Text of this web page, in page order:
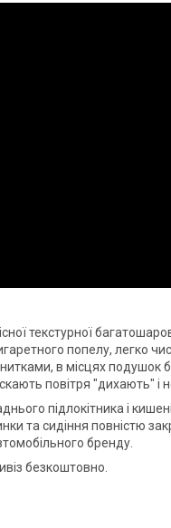
текстурної
попелу, легко
в місцях подушок
повітря "дихають"
підлокітника і
та сидіння повністю
бренду.
безкоштовно.